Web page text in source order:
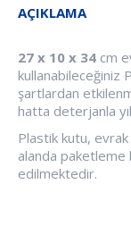
AÇIKLAMA
27 x 10 x 34 cm
kullanabileceğiniz P
şartlardan
hatta deterjanla
Plastik kutu,
alanda paketleme
edilmektedir.